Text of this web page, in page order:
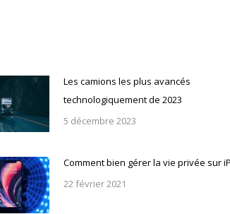
Les camions les plus avancés
technologiquement de 2023
5 décembre 2023
Comment bien gérer la vie privée sur
22 février 2021